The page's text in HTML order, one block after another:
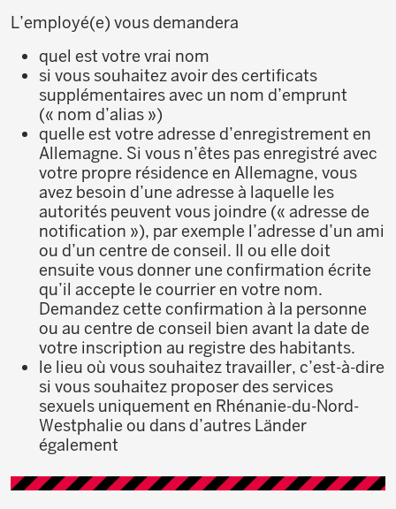
L’employé(e) vous demandera
quel est votre vrai nom
si vous souhaitez avoir des certificats
supplémentaires avec un nom d’emprunt
(« nom d’alias »)
quelle est votre adresse d’enregistrement en
Allemagne. Si vous n’êtes pas enregistré avec
votre propre résidence en Allemagne, vous
avez besoin d’une adresse à laquelle les
autorités peuvent vous joindre (« adresse de
notification »), par exemple l’adresse d’un ami
ou d’un centre de conseil. Il ou elle doit
ensuite vous donner une confirmation écrite
qu’il accepte le courrier en votre nom.
Demandez cette confirmation à la personne
ou au centre de conseil bien avant la date de
votre inscription au registre des habitants.
le lieu où vous souhaitez travailler, c’est-à-dire
si vous souhaitez proposer des services
sexuels uniquement en Rhénanie-du-Nord-
Westphalie ou dans d’autres Länder
également